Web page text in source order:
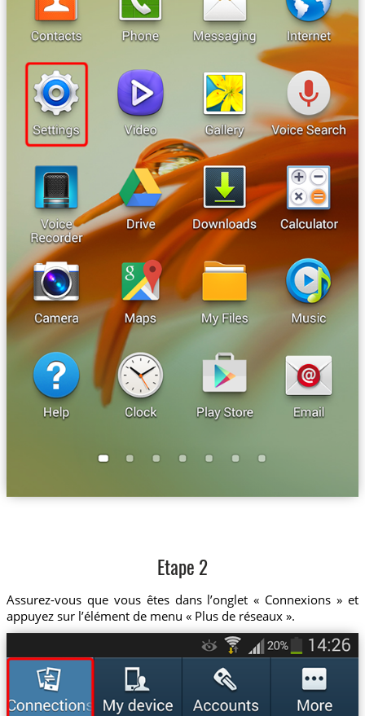
Etape 2
Assurez-vous que vous êtes dans l’onglet « Connexions » et
appuyez sur l’élément de menu « Plus de réseaux ».